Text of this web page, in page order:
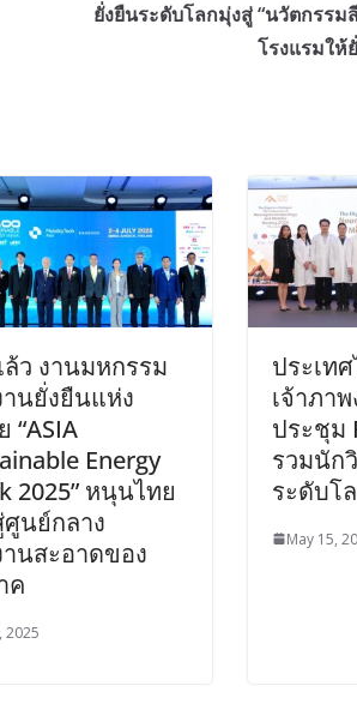
ยั่งยืนระดับโลกมุ่งสู่ “นวัตกรรม
โรงแรมให้
ว งานมหกรรม
นยั่งยืนแห่ง
“ASIA
Energy
2025” หนุนไทย
นย์กลาง
นสะอาดของ
ค
2025
ประเท
เจ้าภา
ประชุม
รวมนัก
ระดับโ
May 15,